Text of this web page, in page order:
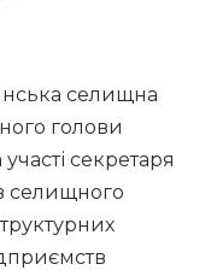
селищна
голови
секретаря
селищного